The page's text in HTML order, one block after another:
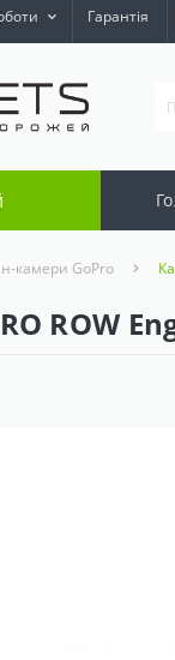
Гарантія
камери GoPro
ROW